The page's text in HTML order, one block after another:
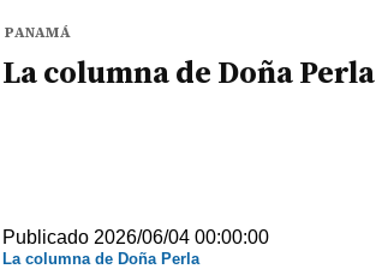
PANAMÁ
La columna de Doña Perla
Publicado 2026/06/04 00:00:00
La columna de Doña Perla